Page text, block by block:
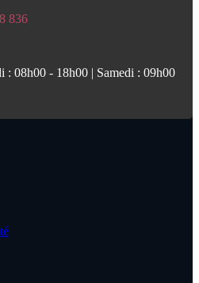
836
: 08h00 - 18h00 | Samedi : 09h00